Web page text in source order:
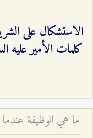
الاستشكال على
كلمات الأمير عليه